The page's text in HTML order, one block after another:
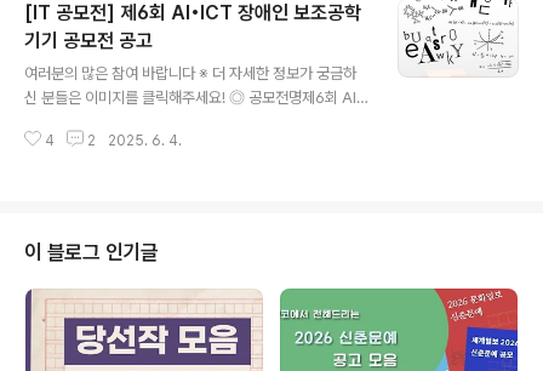
고등학교 대상) ◎ 접수기간2025.7.18.(금) 9:00 ~ 7.2
4.(목) 18:00 ◎ 프로젝트 주제인공지능 및 소프트웨어를
통한 일상 생활 속의 아이디어 실현(기초 및 응용 SW, 인공
지능, 모바일앱, 임베디드 SW를 포함한 SW 전 분야) ◎
청서: 자필 서명 후 스캔하여 pdf 저장- 프로젝트계획서: p
[IT 공모전] 제6회 AI•ICT 장애인 보조공학
기기 공모전 공고
여러분의 많은 참여 바랍니다 ※ 더 자세한 정보가 궁금하
신 분들은 이미지를 클릭해주세요! ◎ 공모전명제6회 AI·I
이 접목된 장애인 보조공학기기 제품 ◎ 응모자격국민 누
중 서류심사를 통해 발표 대상자(6팀) 선정다. 발표심사:
'25. 7. 10.(목)- 발표 대상자 중 최종 심사 진출(3팀) 선
정- 발표심사는 (시)제품 개발·제작이 시각적으로 구현된
형태(ppt, 설계도면 등)로 제시한 자료에 대한 발표로 진행
라. 시제품 제작: '..
4 2 2025. 6. 4.
이 블로그 인기글